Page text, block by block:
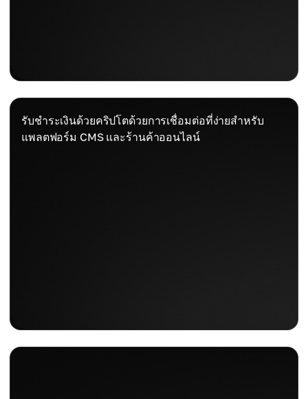
รับชำระเงินด้วยคริปโตด้วยการเชื่อมต่อที่ง่ายสำหรับ
แพลตฟอร์ม CMS และร้านค้าออนไลน์